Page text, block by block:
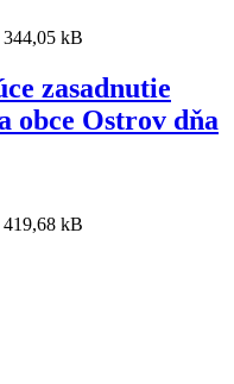
kB
zasadnutie
obce Ostrov dňa
kB